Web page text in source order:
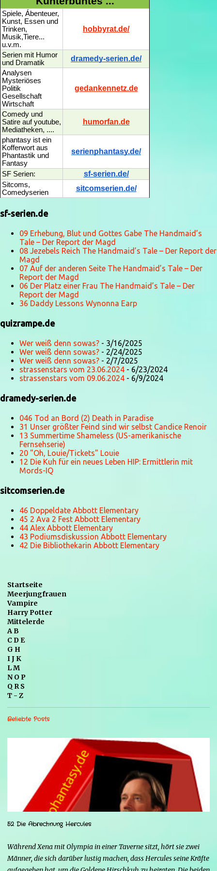
Spiele, Ábenteuer,
Kunst, Essen und
Trinken,
Musik,Tiere...
u.v.m.
hobbyrat.de/
Serien mit Humor
und Dramatik
dramedy-serien.de/
Analysen
Mysteriöses
Politik
Gesellschaft
Wirtschaft
gedankennetz.de
Comedy und
Satire auf youtube,
Mediatheken, ....
humorfan.de
phantasy ist ein
Kofferwort aus
Phantastik und
Fantasy
serienphantasy.de/
SF Serien: sf-serien.de/
Sitcoms,
Comedyserien
sitcomserien.de/
sf-serien.de
09 Erhebung, Blut und Gottes Gabe The Handmaid’s
Tale – Der Report der Magd
08 Jezebels Reich The Handmaid’s Tale – Der Report der
Magd
07 Auf der anderen Seite The Handmaid’s Tale – Der
Report der Magd
06 Der Platz einer Frau The Handmaid’s Tale – Der
Report der Magd
36 Daddy Lessons Wynonna Earp
quizrampe.de
Wer weiß denn sowas? - 3/16/2025
Wer weiß denn sowas? - 2/24/2025
Wer weiß denn sowas? - 2/7/2025
strassenstars vom 23.06.2024 - 6/23/2024
strassenstars vom 09.06.2024 - 6/9/2024
dramedy-serien.de
046 Tod an Bord (2) Death in Paradise
31 Unser größter Feind sind wir selbst Candice Renoir
13 Summertime Shameless (US-amerikanische
Fernsehserie)
20 "Oh, Louie/Tickets" Louie
12 Die Kuh für ein neues Leben HIP: Ermittlerin mit
Mords-IQ
sitcomserien.de
46 Doppeldate Abbott Elementary
45 2 Ava 2 Fest Abbott Elementary
44 Alex Abbott Elementary
43 Podiumsdiskussion Abbott Elementary
42 Die Bibliothekarin Abbott Elementary
Startseite
Meerjungfrauen
Vampire
Harry Potter
Mittelerde
A B
C D E
G H
I J K
L M
N O P
Q R S
T - Z
Beliebte Posts
52 Die Abrechnung Hercules
Während Xena mit Olympia in einer Taverne sitzt, hört sie zwei
Männer, die sich darüber lustig machen, dass Hercules seine Kräfte